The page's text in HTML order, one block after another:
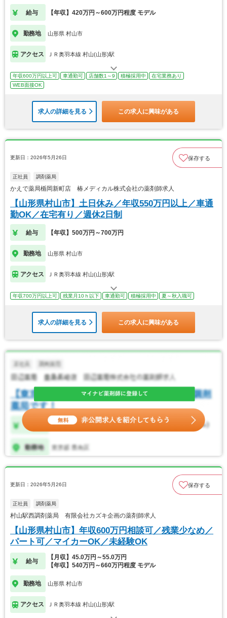
給与 【年収】420万円～600万円程度 モデル
勤務地 山形県 村山市
アクセス ＪＲ奥羽本線 村山(山形)駅
年収600万円以上可 車通勤可 店舗数1～9 積極採用中
在宅業務あり
WEB面接OK
求人の詳細を見る この求人に興味がある
更新日：2026年5月26日 保存する
正社員 調剤薬局
かえで薬局楯岡新町店 椿メディカル株式会社の薬剤師求人
【山形県村山市】土日休み／年収550万円以上／車通
勤OK／在宅有り／週休2日制
給与 【年収】500万円～700万円
勤務地 山形県 村山市
アクセス ＪＲ奥羽本線 村山(山形)駅
年収700万円以上可 残業月10ｈ以下 車通勤可 積極採用中 夏～秋入職可
求人の詳細を見る この求人に興味がある
更新日：2026年5月26日 保存する
正社員 調剤薬局
村山駅西調剤薬局 有限会社カズキ企画の薬剤師求人
【山形県村山市】年収600万円相談可／残業少なめ／
パート可／マイカーOK／未経験OK
給与
【月収】45.0万円～55.0万円
【年収】540万円～660万円程度 モデル
勤務地 山形県 村山市
アクセス ＪＲ奥羽本線 村山(山形)駅